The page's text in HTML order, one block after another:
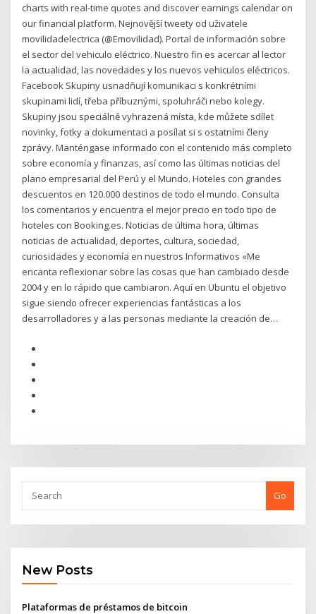
charts with real-time quotes and discover earnings calendar on
our financial platform. Nejnovější tweety od uživatele
movilidadelectrica (@Emovilidad). Portal de información sobre
el sector del vehiculo eléctrico. Nuestro fin es acercar al lector
la actualidad, las novedades y los nuevos vehiculos eléctricos.
Facebook Skupiny usnadňují komunikaci s konkrétními
skupinami lidí, třeba příbuznými, spoluhráči nebo kolegy.
Skupiny jsou speciálně vyhrazená místa, kde můžete sdílet
novinky, fotky a dokumentaci a posílat si s ostatními členy
zprávy. Manténgase informado con el contenido más completo
sobre economía y finanzas, así como las últimas noticias del
plano empresarial del Perú y el Mundo. Hoteles con grandes
descuentos en 120.000 destinos de todo el mundo. Consulta
los comentarios y encuentra el mejor precio en todo tipo de
hoteles con Booking.es. Noticias de última hora, últimas
noticias de actualidad, deportes, cultura, sociedad,
curiosidades y economía en nuestros Informativos «Me
encanta reflexionar sobre las cosas que han cambiado desde
2004 y en lo rápido que cambiaron. Aquí en Ubuntu el objetivo
sigue siendo ofrecer experiencias fantásticas a los
desarrolladores y a las personas mediante la creación de…
Go
New Posts
Plataformas de préstamos de bitcoin